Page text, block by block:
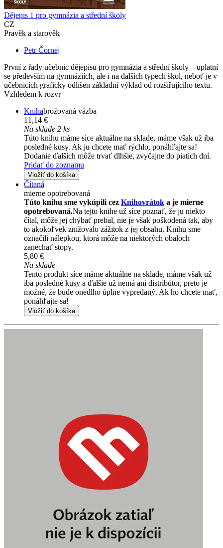
Dějepis 1 pro gymnázia a střední školy
CZ
Pravěk a starověk
Petr Čornej
První z řady učebnic dějepisu pro gymnázia a střední školy – uplatní
se především na gymnáziích, ale i na dalších typech škol, neboť je v
učebnicích graficky odlišen základní výklad od rozšiřujícího textu.
Vzhledem k rozvr
Knihabrožovaná väzba
11,14 €
Na sklade 2 ks
Túto knihu máme síce aktuálne na sklade, máme však už iba
posledné kusy. Ak ju chcete mať rýchlo, ponáhľajte sa!
Dodanie ďalších môže trvať dlhšie, zvyčajne do piatich dní.
Pridať do zoznamu
Vložiť do košíka
Čítaná
mierne opotrebovaná
Túto knihu sme vykúpili cez Knihovrátok a je mierne
opotrebovaná.Na tejto knihe už síce poznať, že ju niekto
čítal, môže jej chýbať prebal, nie je však poškodená tak, aby
to akokoľvek znižovalo zážitok z jej obsahu. Knihu sme
označili nálepkou, ktorá môže na niektorých obaloch
zanechať stopy.
5,80 €
Na sklade
Tento produkt síce máme aktuálne na sklade, máme však už
iba posledné kusy a ďalšie už nemá ani distribútor, preto je
možné, že bude onedlho úplne vypredaný. Ak ho chcete mať,
ponáhľajte sa!
Vložiť do košíka